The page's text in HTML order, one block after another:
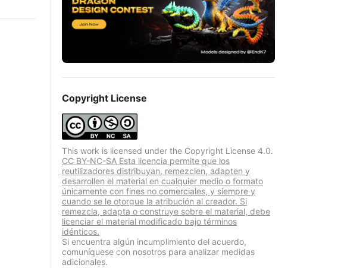
Copyright License
This work is licensed under the Copyright License 4.0.
CC BY-NC-SA Esta licencia permite que los
reutilizadores distribuyan, remezclen, adapten y
desarrollen el material en cualquier medio o formato
únicamente con fines no comerciales, y siempre y
cuando se le otorgue la atribución al creador. Si
remezcla, adapta o construye sobre el material, debe
licenciar el material modificado bajo términos
idénticos.
Si encuentra algún incumplimiento del acuerdo,
comuníquese con nosotros para analizar medidas
adicionales.